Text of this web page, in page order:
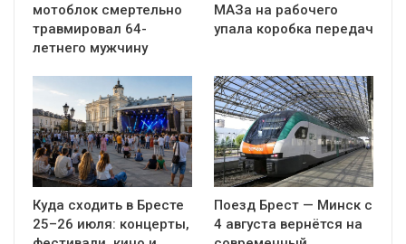
мотоблок смертельно
травмировал 64-
летнего мужчину
МАЗа на рабочего
упала коробка передач
Куда сходить в Бресте
25–26 июля: концерты,
Поезд Брест — Минск с
4 августа вернётся на